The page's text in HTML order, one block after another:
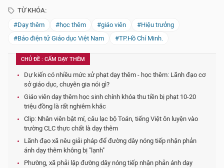
TỪ KHÓA:
#Dạy thêm
#học thêm #giáo viên
#Hiệu trưởng
#Báo điện tử Giáo dục Việt Nam
#TP.Hồ Chí Minh.
CHỦ ĐỀ : CẤM DẠY THÊM
Dự kiến có nhiều mức xử phạt dạy thêm - học thêm: Lãnh đạo cơ
sở giáo dục, chuyên gia nói gì?
Giáo viên dạy thêm học sinh chính khóa thu tiền bị phạt 10-20
triệu đồng là rất nghiêm khắc
Clip: Nhân viên bật mí, câu lạc bộ Toán, tiếng Việt ôn luyện vào
trường CLC thực chất là dạy thêm
Lãnh đạo xã nêu giải pháp để đường dây nóng tiếp nhận phản
ánh dạy thêm không bị "lạnh"
Phường, xã phải lập đường dây nóng tiếp nhận phản ánh dạy